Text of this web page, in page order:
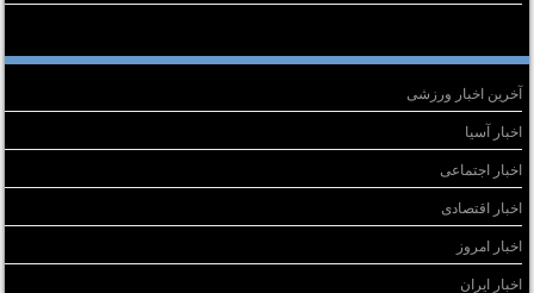
آخرین اخبار ورزشی
اخبار آسیا
اخبار اجتماعی
اخبار اقتصادی
اخبار امروز
اخبار ایران